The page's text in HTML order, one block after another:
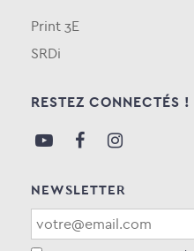
Print 3E
SRDi
RESTEZ CONNECTÉS !
NEWSLETTER